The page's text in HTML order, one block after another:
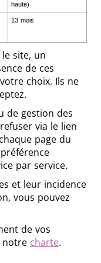
haute)
13 mois
site, un
de ces
choix. Ils ne
de gestion des
via le lien
page du
par service.
et leur incidence
vous pouvez
de vos
notre charte.